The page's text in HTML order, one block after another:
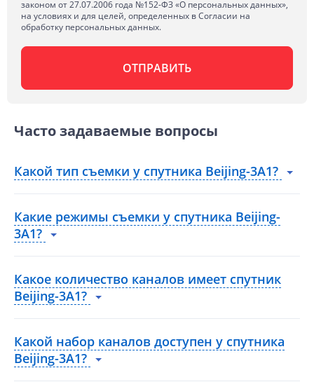
законом от 27.07.2006 года №152-ФЗ «О персональных данных»,
на условиях и для целей, определенных в Согласии на
обработку персональных данных.
Часто задаваемые вопросы
Какой тип съемки у спутника Beijing-3A1?
Какие режимы съемки у спутника Beijing-
3A1?
Какое количество каналов имеет спутник
Beijing-3A1?
Какой набор каналов доступен у спутника
Beijing-3A1?